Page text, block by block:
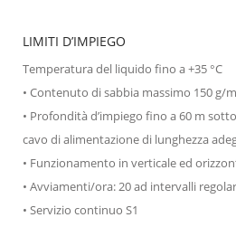
LIMITI D’IMPIEGO
Temperatura del liquido fino a +35 °C
• Contenuto di sabbia massimo 150 g/
• Profondità d’impiego fino a 60 m
cavo di alimentazione di lunghezza
• Funzionamento in verticale ed
• Avviamenti/ora: 20 ad intervalli
• Servizio continuo S1